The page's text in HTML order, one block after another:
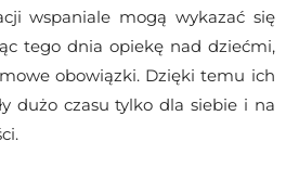
wspaniale mogą wykazać się
tego dnia opiekę nad dziećmi,
obowiązki. Dzięki temu ich
dużo czasu tylko dla siebie i na